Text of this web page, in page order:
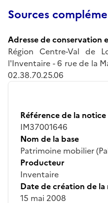
Sources
Adresse de conservation
Région Centre-Val de
l'Inventaire - 6 rue de la
02.38.70.25.06
Référence de la notice
IM37001646
Nom de la base
Patrimoine mobilier
Producteur
Inventaire
Date de création de
15 mai 2008